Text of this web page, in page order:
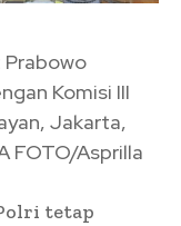
Komisi III
Jakarta,
FOTO/Asprilla
tetap